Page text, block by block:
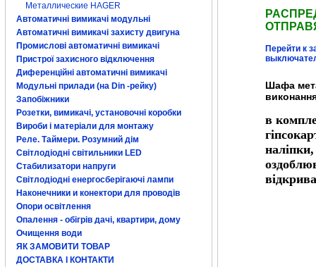
Металлические HAGER
Автоматичні вимикачі модульні
Автоматичні вимикачі захисту двигуна
Промислові автоматичні вимикачі
Пристрої захисного відключення
Диференційні автоматичні вимикачі
Модульні прилади (на Din -рейку)
Запобіжники
Розетки, вимикачі, установочні коробки
Вироби і матеріали для монтажу
Реле. Таймери. Розумний дім
Світлодіодні світильники LED
Стабилизатори напруги
Світлодіодні енергосберігаючі лампи
Наконечники и конектори для проводів
Опори освітлення
Опалення - обігрів дачі, квартири, дому
Очищення води
ЯК ЗАМОВИТИ ТОВАР
ДОСТАВКА І КОНТАКТИ
Перейти к
Шафа
в